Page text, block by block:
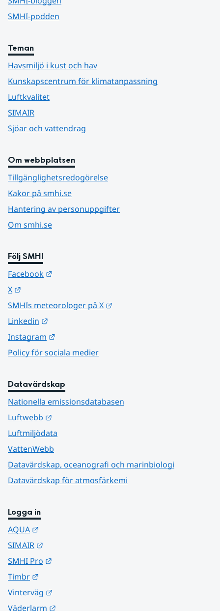
SMHI-podden
Teman
Havsmiljö i kust och hav
Kunskapscentrum för klimatanpassning
Luftkvalitet
SIMAIR
Sjöar och vattendrag
Om webbplatsen
Tillgänglighetsredogörelse
Kakor på smhi.se
Hantering av personuppgifter
Om smhi.se
Följ SMHI
Facebook
X
SMHIs meteorologer på X
Linkedin
Instagram
Policy för sociala medier
Datavärdskap
Nationella emissionsdatabasen
Luftwebb
Luftmiljödata
VattenWebb
Datavärdskap, oceanografi och marinbiologi
Datavärdskap för atmosfärkemi
Logga in
AQUA
SIMAIR
SMHI Pro
Timbr
Vinterväg
Väderlarm